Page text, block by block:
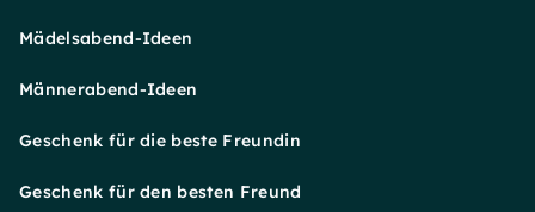
Mädelsabend-Ideen
Männerabend-Ideen
Geschenk für die beste Freundin
Geschenk für den besten Freund